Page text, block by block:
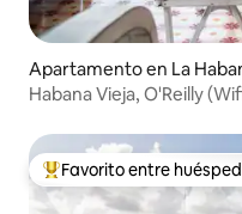
Apartamento en La
Habana Vieja, O'Reilly
Favorito entre
Favorito entre